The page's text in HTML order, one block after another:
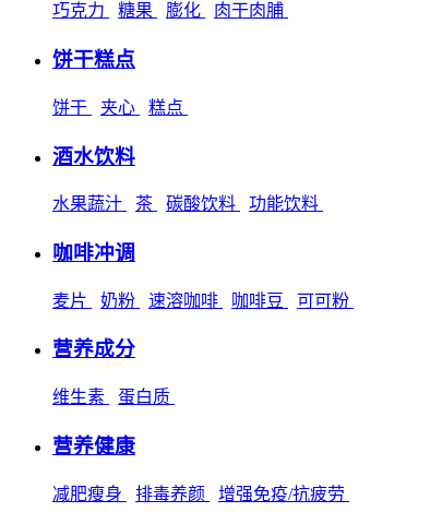
巧克力 糖果 膨化 肉干肉脯
饼干糕点
饼干 夹心 糕点
酒水饮料
水果蔬汁 茶 碳酸饮料 功能饮料
咖啡冲调
麦片 奶粉 速溶咖啡 咖啡豆 可可粉
营养成分
维生素 蛋白质
营养健康
减肥瘦身 排毒养颜 增强免疫/抗疲劳